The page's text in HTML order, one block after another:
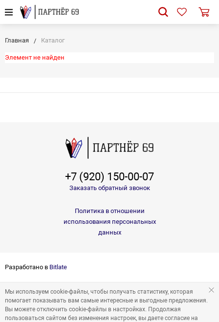
Главная Каталог
Элемент не найден
+7 (920) 150-00-07
Заказать обратный звонок
Политика в отношении
использования персональных
данных
Разработано в Bitlate
Мы используем cookie-файлы, чтобы получать статистику, которая
помогает показывать вам самые интересные и выгодные предложения.
Вы можете отключить cookie-файлы в настройках. Продолжая
пользоваться сайтом без изменения настроек, вы даете согласие на